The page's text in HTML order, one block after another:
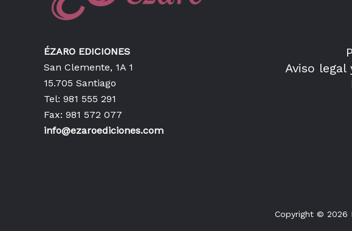
ÉZARO EDICIONES
San Clemente, 1A 1
15.705 Santiago
Tel: 981 555 291
Fax: 981 572 077
info@ezaroediciones.com
Aviso legal
Copyright © 2026